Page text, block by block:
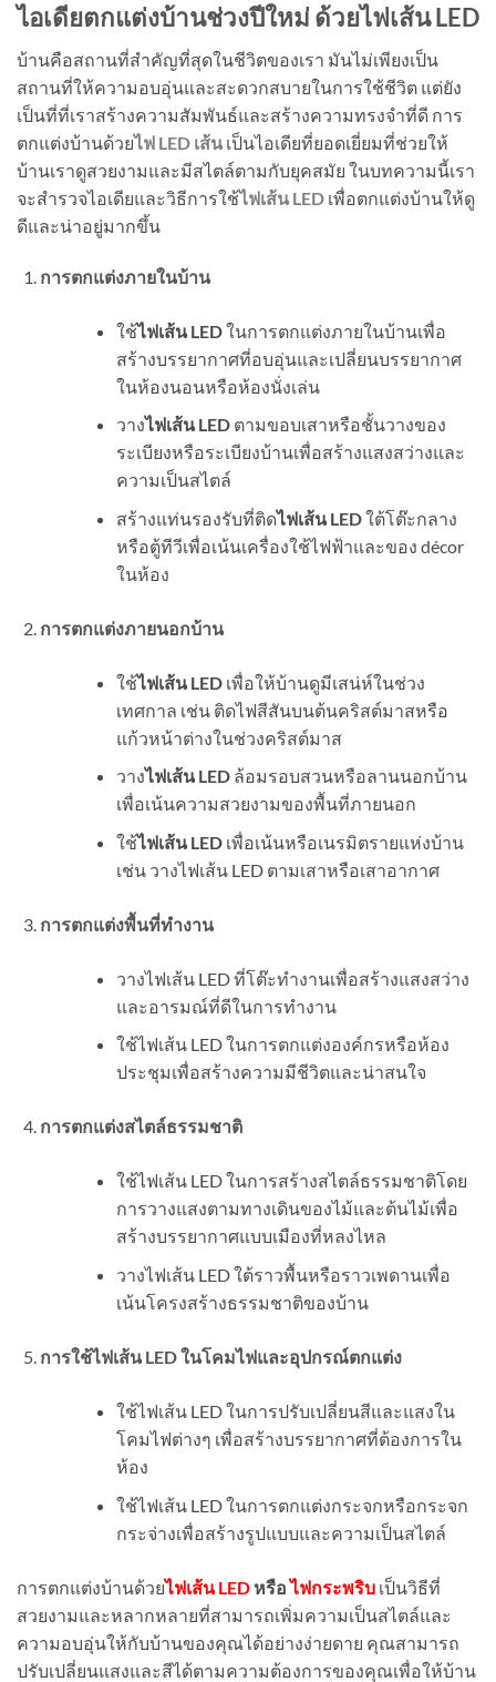
ไอเดียตกแต่งบ้านช่วงปีใหม่ ด้วยไฟเส้น LED
บ้านคือสถานที่สำคัญที่สุดในชีวิตของเรา มันไม่เพียงเป็น
สถานที่ให้ความอบอุ่นและสะดวกสบายในการใช้ชีวิต แต่ยัง
เป็นที่ที่เราสร้างความสัมพันธ์และสร้างความทรงจำที่ดี การ
ตกแต่งบ้านด้วยไฟ LED เส้น เป็นไอเดียที่ยอดเยี่ยมที่ช่วยให้
บ้านเราดูสวยงามและมีสไตล์ตามกับยุคสมัย ในบทความนี้เรา
จะสำรวจไอเดียและวิธีการใช้ไฟเส้น LED เพื่อตกแต่งบ้านให้ดู
ดีและน่าอยู่มากขึ้น
การตกแต่งภายในบ้าน
ใช้ไฟเส้น LEDในการตกแต่งภายในบ้านเพื่อ
สร้างบรรยากาศที่อบอุ่นและเปลี่ยนบรรยากาศ
ในห้องนอนหรือห้องนั่งเล่น
วางไฟเส้น LEDตามขอบเสาหรือชั้นวางของ
ระเบียงหรือระเบียงบ้านเพื่อสร้างแสงสว่างและ
ความเป็นสไตล์
สร้างแท่นรองรับที่ติดไฟเส้น LEDใต้โต๊ะกลาง
หรือตู้ทีวีเพื่อเน้นเครื่องใช้ไฟฟ้าและของ décor
ในห้อง
การตกแต่งภายนอกบ้าน
ใช้ไฟเส้น LEDเพื่อให้บ้านดูมีเสน่ห์ในช่วง
เทศกาล เช่น ติดไฟสีสันบนต้นคริสต์มาสหรือ
แก้วหน้าต่างในช่วงคริสต์มาส
วางไฟเส้น LEDล้อมรอบสวนหรือลานนอกบ้าน
เพื่อเน้นความสวยงามของพื้นที่ภายนอก
ใช้ไฟเส้น LEDเพื่อเน้นหรือเนรมิตรายแห่งบ้าน
เช่น วางไฟเส้น LED ตามเสาหรือเสาอากาศ
การตกแต่งพื้นที่ทำงาน
วางไฟเส้น LED ที่โต๊ะทำงานเพื่อสร้างแสงสว่าง
และอารมณ์ที่ดีในการทำงาน
ใช้ไฟเส้น LED ในการตกแต่งองค์กรหรือห้อง
ประชุมเพื่อสร้างความมีชีวิตและน่าสนใจ
การตกแต่งสไตล์ธรรมชาติ
ใช้ไฟเส้น LED ในการสร้างสไตล์ธรรมชาติโดย
การวางแสงตามทางเดินของไม้และต้นไม้เพื่อ
สร้างบรรยากาศแบบเมืองที่หลงไหล
วางไฟเส้น LED ใต้ราวพื้นหรือราวเพดานเพื่อ
เน้นโครงสร้างธรรมชาติของบ้าน
การใช้ไฟเส้น LED ในโคมไฟและอุปกรณ์ตกแต่ง
ใช้ไฟเส้น LED ในการปรับเปลี่ยนสีและแสงใน
โคมไฟต่างๆ เพื่อสร้างบรรยากาศที่ต้องการใน
ห้อง
ใช้ไฟเส้น LED ในการตกแต่งกระจกหรือกระจก
กระจ่างเพื่อสร้างรูปแบบและความเป็นสไตล์
การตกแต่งบ้านด้วยไฟเส้น LED หรือไฟกระพริบ เป็นวิธีที่
สวยงามและหลากหลายที่สามารถเพิ่มความเป็นสไตล์และ
ความอบอุ่นให้กับบ้านของคุณได้อย่างง่ายดาย คุณสามารถ
ปรับเปลี่ยนแสงและสีได้ตามความต้องการของคุณเพื่อให้บ้าน